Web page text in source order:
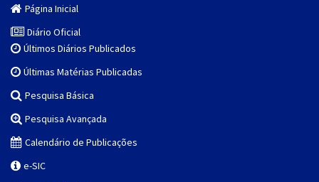
Página Inicial
Diário Oficial
Últimos Diários Publicados
Últimas Matérias Publicadas
Pesquisa Básica
Pesquisa Avançada
Calendário de Publicações
e-SIC